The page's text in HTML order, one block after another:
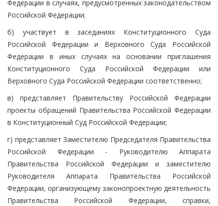
Федерации в случаях, предусмотренных законодательством
Российской Федерации;
б) участвует в заседаниях Конституционного Суда
Российской Федерации и Верховного Суда Российской
Федерации в иных случаях на основании приглашения
Конституционного Суда Российской Федерации или
Верховного Суда Российской Федерации соответственно;
в) представляет Правительству Российской Федерации
проекты обращений Правительства Российской Федерации
в Конституционный Суд Российской Федерации;
г) представляет Заместителю Председателя Правительства
Российской Федерации - Руководителю Аппарата
Правительства Российской Федерации и заместителю
Руководителя Аппарата Правительства Российской
Федерации, организующему законопроектную деятельность
Правительства Российской Федерации, справки,